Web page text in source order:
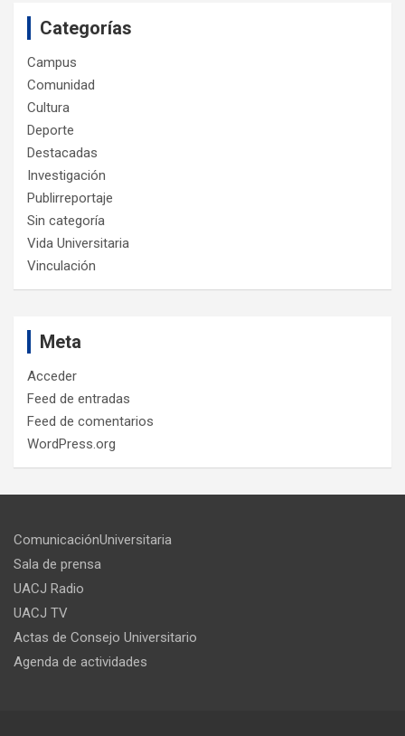
Categorías
Campus
Comunidad
Cultura
Deporte
Destacadas
Investigación
Publirreportaje
Sin categoría
Vida Universitaria
Vinculación
Meta
Acceder
Feed de entradas
Feed de comentarios
WordPress.org
ComunicaciónUniversitaria
Sala de prensa
UACJ Radio
UACJ TV
Actas de Consejo Universitario
Agenda de actividades